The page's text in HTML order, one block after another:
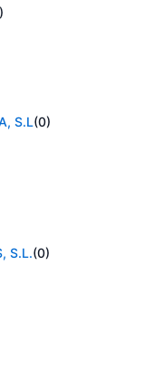
)
S.L(0)
S.L.(0)